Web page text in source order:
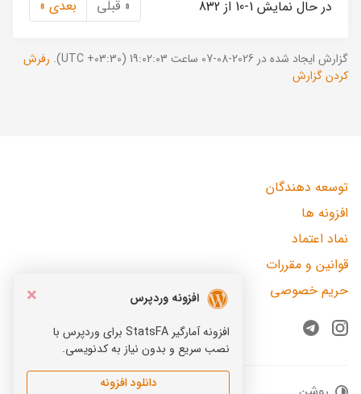
در حال نمایش 1-10 از 832 « قبلی بعدی »
گزارش ایجاد شده در 2026-08-07 ساعت 19:02:03 (UTC +03:30).
رفرش
کردن گزارش
×
افزونه وردپرس
افزونه آمارگیر StatsFA برای وردپرس با
نصب سریع و بدون نیاز به کدنویسی.
دانلود افزونه
توسعه دهندگان
افزونه ها
نماد اعتماد
قوانین و مقررات
حریم خصوصی
Instagram
Telegram